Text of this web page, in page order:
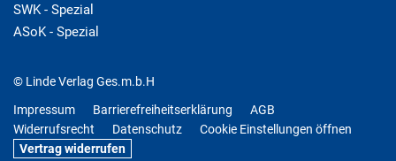
SWK - Spezial
ASoK - Spezial
© Linde Verlag Ges.m.b.H
Impressum
Barrierefreiheitserklärung
AGB
Widerrufsrecht
Datenschutz
Cookie Einstellungen öffnen
Vertrag widerrufen